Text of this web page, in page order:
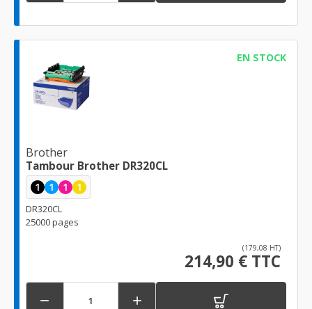
EN STOCK
Brother
Tambour Brother DR320CL
1 1 1 1
DR320CL
25000 pages
(179,08 HT)
214,90 € TTC
 